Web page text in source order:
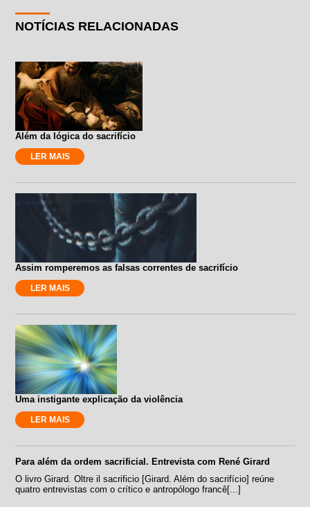
NOTÍCIAS RELACIONADAS
Além da lógica do sacrifício
LER MAIS
Assim romperemos as falsas correntes de sacrifício
LER MAIS
Uma instigante explicação da violência
LER MAIS
Para além da ordem sacrificial. Entrevista com René Girard
O livro Girard. Oltre il sacrificio [Girard. Além do sacrifício] reúne
quatro entrevistas com o crítico e antropólogo francê[...]